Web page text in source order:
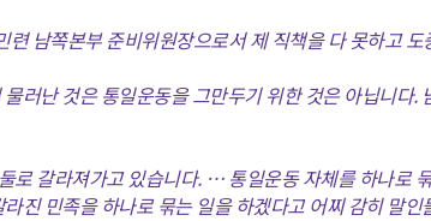
남쪽본부 준비위원장으로서 제 직책을 다 못하고
러난 것은 통일운동을 그만두기 위한 것은 아닙니다.
로 갈라져가고 있습니다. … 통일운동 자체를 하나로
진 민족을 하나로 묶는 일을 하겠다고 어찌 감히 말